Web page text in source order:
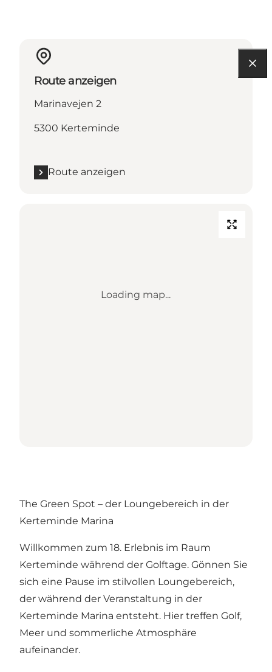
Route anzeigen
Marinavejen 2
5300 Kerteminde
Route anzeigen
Loading map...
The Green Spot – der Loungebereich in der
Kerteminde Marina
Willkommen zum 18. Erlebnis im Raum
Kerteminde während der Golftage. Gönnen Sie
sich eine Pause im stilvollen Loungebereich,
der während der Veranstaltung in der
Kerteminde Marina entsteht. Hier treffen Golf,
Meer und sommerliche Atmosphäre
aufeinander.